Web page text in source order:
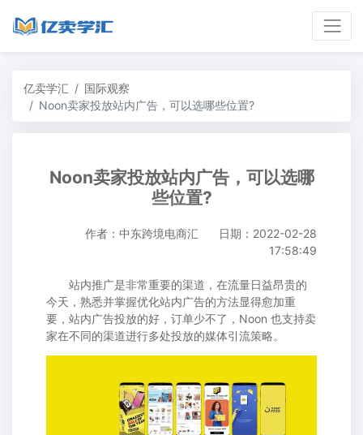
亿卖学汇
国际观察
Noon卖家投放站内广告，可以选哪些位置?
Noon卖家投放站内广告，可以选哪
些位置?
作者：中东跨境电商汇
日期：2022-02-28
17:58:49
站内推广是非常重要的渠道，在流量日益昂贵的
今天，熟悉并掌握优化站内广告的方法显得愈加重
要，站内广告投放的好，订单少不了，Noon 也支持卖
家在不同的渠道进行多处投放的媒体引流策略。